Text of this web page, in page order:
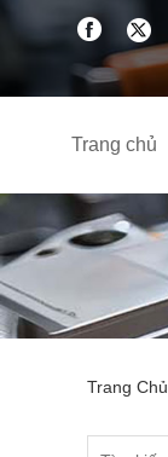
Trang chủ
Trang Chủ